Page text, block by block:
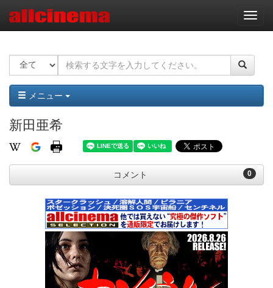
ナ
ビ
ー
ョ
ン
メニュー
新田亜希
0
コメント